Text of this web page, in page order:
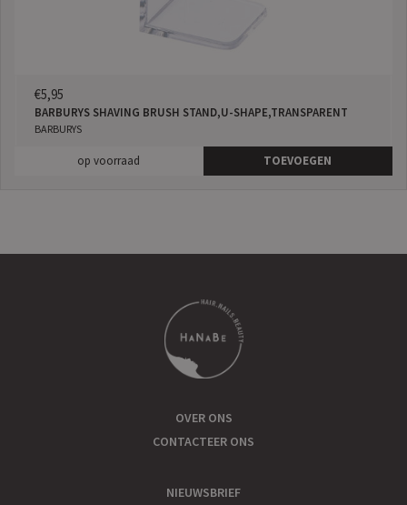
€5,95
BARBURYS SHAVING BRUSH STAND,U-SHAPE,TRANSPARENT
BARBURYS
op voorraad TOEVOEGEN
OVER ONS
CONTACTEER ONS
NIEUWSBRIEF